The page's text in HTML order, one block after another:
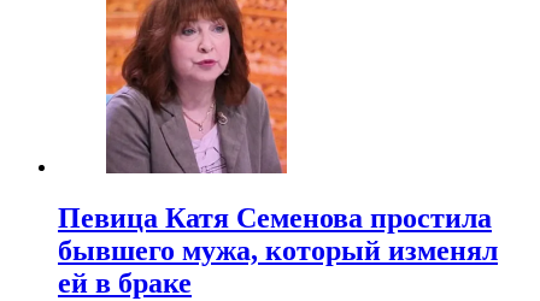
Певица Катя Семенова простила
бывшего мужа, который изменял
ей в браке